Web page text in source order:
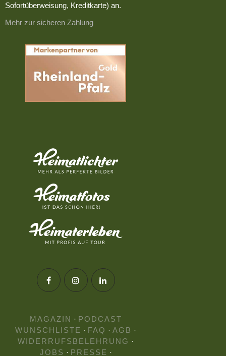
Sofortüberweisung, Kreditkarte) an.
Mehr zur sicheren Zahlung
MAGAZIN · PODCAST
WUNSCHLISTE · FAQ · AGB ·
WIDERRUFSBELEHRUNG ·
JOBS · PRESSE ·